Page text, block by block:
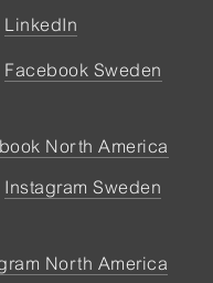
LinkedIn
Facebook Sweden
North America
Instagram Sweden
North America